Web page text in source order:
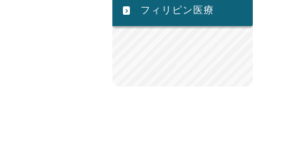
フィリピン医療